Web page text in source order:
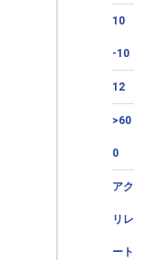
10
-10
12
>60
0
アク
リレ
ート